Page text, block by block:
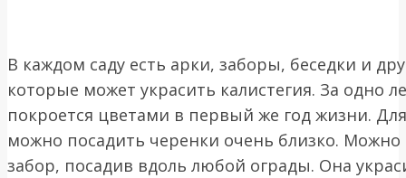
В каждом саду есть арки, заборы, беседки и
которые может украсить калистегия. За одно
покроется цветами в первый же год жизни.
можно посадить черенки очень близко. Можно
забор, посадив вдоль любой ограды. Она